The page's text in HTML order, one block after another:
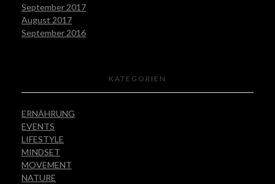
September 2017
August 2017
September 2016
KATEGORIEN
ERNÄHRUNG
EVENTS
LIFESTYLE
MINDSET
MOVEMENT
NATURE